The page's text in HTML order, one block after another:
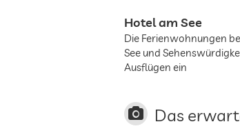
Hotel am See
Die Ferienwohnungen
See und
Ausflügen ein
Das